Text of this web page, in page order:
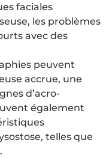
faciales
les problèmes
avec des
peuvent
accrue, une
d’acro-
également
telles que